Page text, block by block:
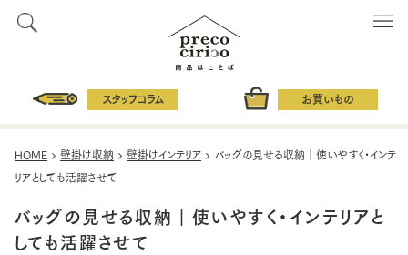
スタッフコラム お買いもの
HOME 壁掛け収納 壁掛けインテリア
バッグの見せる収納｜使いやすく・インテ
リアとしても活躍させて
バッグの見せる収納｜使いやすく・インテリアと
しても活躍させて